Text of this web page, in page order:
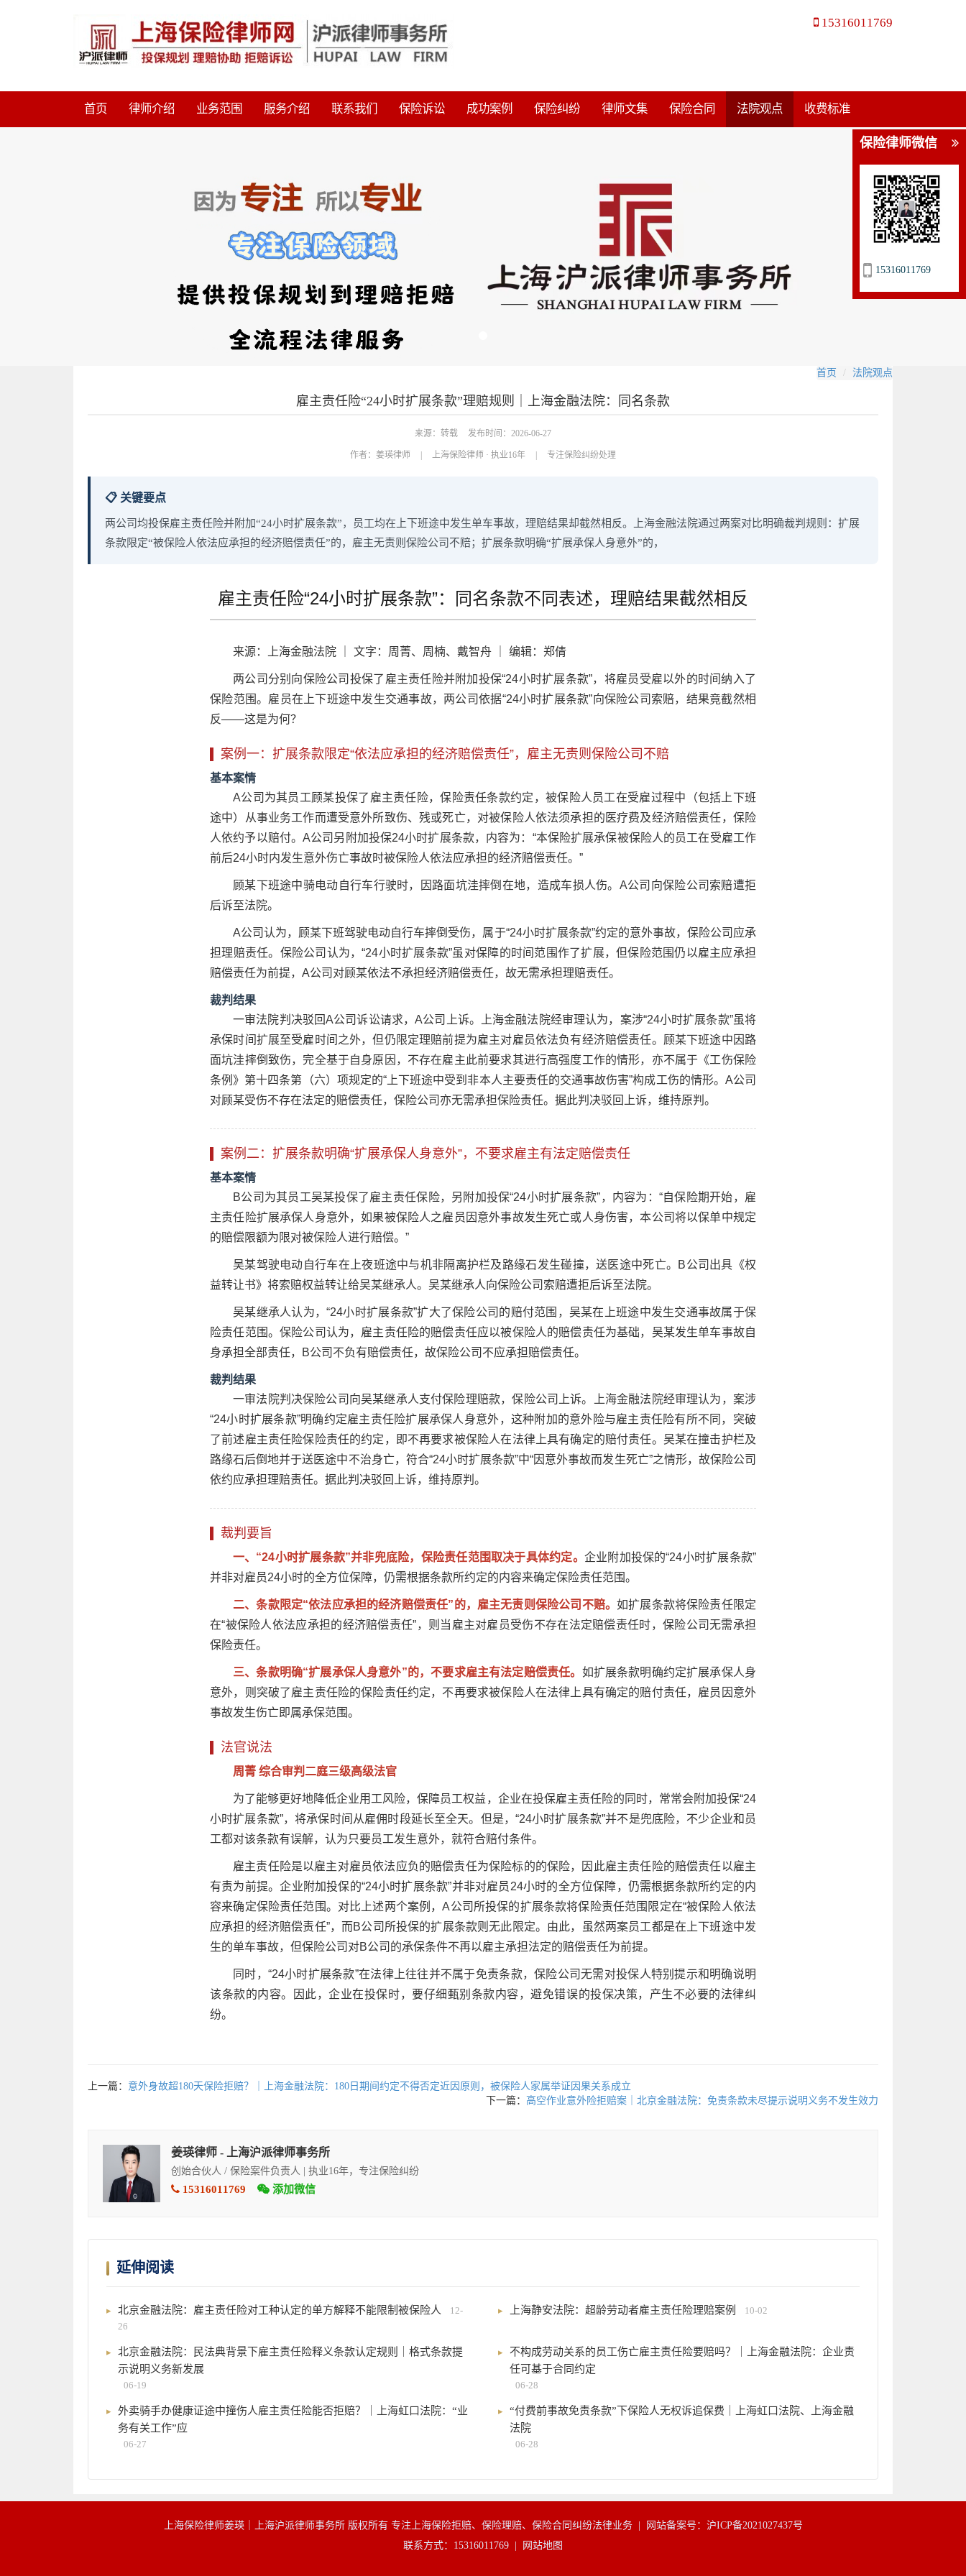
15316011769
首页 律师介绍 业务范围 服务介绍 联系我们 保险诉讼 成功案例 保险纠纷 律师文集 保险合同 法院观点 收费标准
首页 法院观点
雇主责任险“24小时扩展条款”理赔规则｜上海金融法院：同名条款
来源：转载 发布时间：2026-06-27
作者： 姜瑛律师 上海保险律师 · 执业16年 专注保险纠纷处理
📋 关键要点
两公司均投保雇主责任险并附加“24小时扩展条款”，员工均在上下班途中发生单车事故，理赔结果却截然相反。上海金融法院通过两案对比明确裁判规则：扩展
条款限定“被保险人依法应承担的经济赔偿责任”的，雇主无责则保险公司不赔；扩展条款明确“扩展承保人身意外”的，
雇主责任险“24小时扩展条款”：同名条款不同表述，理赔结果截然相反
来源：上海金融法院 ｜ 文字：周菁、周楠、戴智舟 ｜ 编辑：郑倩
两公司分别向保险公司投保了雇主责任险并附加投保“24小时扩展条款”，将雇员受雇以外的时间纳入了
保险范围。雇员在上下班途中发生交通事故，两公司依据“24小时扩展条款”向保险公司索赔，结果竟截然相
反——这是为何？
案例一：扩展条款限定“依法应承担的经济赔偿责任”，雇主无责则保险公司不赔
基本案情
A公司为其员工顾某投保了雇主责任险，保险责任条款约定，被保险人员工在受雇过程中（包括上下班
途中）从事业务工作而遭受意外所致伤、残或死亡，对被保险人依法须承担的医疗费及经济赔偿责任，保险
人依约予以赔付。A公司另附加投保24小时扩展条款，内容为：“本保险扩展承保被保险人的员工在受雇工作
前后24小时内发生意外伤亡事故时被保险人依法应承担的经济赔偿责任。”
顾某下班途中骑电动自行车行驶时，因路面坑洼摔倒在地，造成车损人伤。A公司向保险公司索赔遭拒
后诉至法院。
A公司认为，顾某下班驾驶电动自行车摔倒受伤，属于“24小时扩展条款”约定的意外事故，保险公司应承
担理赔责任。保险公司认为，“24小时扩展条款”虽对保障的时间范围作了扩展，但保险范围仍以雇主应承担
赔偿责任为前提，A公司对顾某依法不承担经济赔偿责任，故无需承担理赔责任。
裁判结果
一审法院判决驳回A公司诉讼请求，A公司上诉。上海金融法院经审理认为，案涉“24小时扩展条款”虽将
承保时间扩展至受雇时间之外，但仍限定理赔前提为雇主对雇员依法负有经济赔偿责任。顾某下班途中因路
面坑洼摔倒致伤，完全基于自身原因，不存在雇主此前要求其进行高强度工作的情形，亦不属于《工伤保险
条例》第十四条第（六）项规定的“上下班途中受到非本人主要责任的交通事故伤害”构成工伤的情形。A公司
对顾某受伤不存在法定的赔偿责任，保险公司亦无需承担保险责任。据此判决驳回上诉，维持原判。
案例二：扩展条款明确“扩展承保人身意外”，不要求雇主有法定赔偿责任
基本案情
B公司为其员工吴某投保了雇主责任保险，另附加投保“24小时扩展条款”，内容为：“自保险期开始，雇
主责任险扩展承保人身意外，如果被保险人之雇员因意外事故发生死亡或人身伤害，本公司将以保单中规定
的赔偿限额为限对被保险人进行赔偿。”
吴某驾驶电动自行车在上夜班途中与机非隔离护栏及路缘石发生碰撞，送医途中死亡。B公司出具《权
益转让书》将索赔权益转让给吴某继承人。吴某继承人向保险公司索赔遭拒后诉至法院。
吴某继承人认为，“24小时扩展条款”扩大了保险公司的赔付范围，吴某在上班途中发生交通事故属于保
险责任范围。保险公司认为，雇主责任险的赔偿责任应以被保险人的赔偿责任为基础，吴某发生单车事故自
身承担全部责任，B公司不负有赔偿责任，故保险公司不应承担赔偿责任。
裁判结果
一审法院判决保险公司向吴某继承人支付保险理赔款，保险公司上诉。上海金融法院经审理认为，案涉
“24小时扩展条款”明确约定雇主责任险扩展承保人身意外，这种附加的意外险与雇主责任险有所不同，突破
了前述雇主责任险保险责任的约定，即不再要求被保险人在法律上具有确定的赔付责任。吴某在撞击护栏及
路缘石后倒地并于送医途中不治身亡，符合“24小时扩展条款”中“因意外事故而发生死亡”之情形，故保险公司
依约应承担理赔责任。据此判决驳回上诉，维持原判。
裁判要旨
一、“24小时扩展条款”并非兜底险，保险责任范围取决于具体约定。 企业附加投保的“24小时扩展条款”
并非对雇员24小时的全方位保障，仍需根据条款所约定的内容来确定保险责任范围。
二、条款限定“依法应承担的经济赔偿责任”的，雇主无责则保险公司不赔。如扩展条款将保险责任限定
在“被保险人依法应承担的经济赔偿责任”，则当雇主对雇员受伤不存在法定赔偿责任时，保险公司无需承担
保险责任。
三、条款明确“扩展承保人身意外”的，不要求雇主有法定赔偿责任。 如扩展条款明确约定扩展承保人身
意外，则突破了雇主责任险的保险责任约定，不再要求被保险人在法律上具有确定的赔付责任，雇员因意外
事故发生伤亡即属承保范围。
法官说法
周菁 综合审判二庭三级高级法官
为了能够更好地降低企业用工风险，保障员工权益，企业在投保雇主责任险的同时，常常会附加投保“24
小时扩展条款”，将承保时间从雇佣时段延长至全天。但是，“24小时扩展条款”并不是兜底险，不少企业和员
工都对该条款有误解，认为只要员工发生意外，就符合赔付条件。
雇主责任险是以雇主对雇员依法应负的赔偿责任为保险标的的保险，因此雇主责任险的赔偿责任以雇主
有责为前提。企业附加投保的“24小时扩展条款”并非对雇员24小时的全方位保障，仍需根据条款所约定的内
容来确定保险责任范围。对比上述两个案例，A公司所投保的扩展条款将保险责任范围限定在“被保险人依法
应承担的经济赔偿责任”，而B公司所投保的扩展条款则无此限定。由此，虽然两案员工都是在上下班途中发
生的单车事故，但保险公司对B公司的承保条件不再以雇主承担法定的赔偿责任为前提。
同时，“24小时扩展条款”在法律上往往并不属于免责条款，保险公司无需对投保人特别提示和明确说明
该条款的内容。因此，企业在投保时，要仔细甄别条款内容，避免错误的投保决策，产生不必要的法律纠
纷。
上一篇： 意外身故超180天保险拒赔？｜上海金融法院：180日期间约定不得否定近因原则，被保险人家属举证因果关系成立
下一篇： 高空作业意外险拒赔案｜北京金融法院：免责条款未尽提示说明义务不发生效力
姜瑛律师 - 上海沪派律师事务所
创始合伙人 / 保险案件负责人 | 执业16年，专注保险纠纷
15316011769 添加微信
延伸阅读
北京金融法院：雇主责任险对工种认定的单方解释不能限制被保险人
12-
26
上海静安法院：超龄劳动者雇主责任险理赔案例 10-02
北京金融法院：民法典背景下雇主责任险释义条款认定规则｜格式条款提
示说明义务新发展
06-19
不构成劳动关系的员工伤亡雇主责任险要赔吗？｜上海金融法院：企业责
任可基于合同约定
06-28
外卖骑手办健康证途中撞伤人雇主责任险能否拒赔？｜上海虹口法院：“业
务有关工作”应
06-27
“付费前事故免责条款”下保险人无权诉追保费｜上海虹口法院、上海金融
法院
06-28
上海保险律师姜瑛｜上海沪派律师事务所 版权所有 专注上海保险拒赔、保险理赔、保险合同纠纷法律业务 |
网站备案号：沪ICP备2021027437号
联系方式：15316011769 |
网站地图
保险律师微信
15316011769